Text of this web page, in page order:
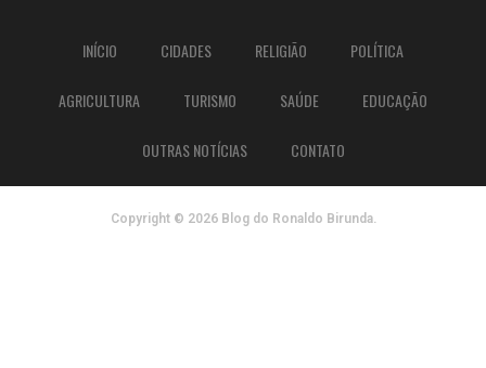
INÍCIO CIDADES RELIGIÃO POLÍTICA
AGRICULTURA TURISMO SAÚDE EDUCAÇÃO
OUTRAS NOTÍCIAS CONTATO
Copyright © 2026 Blog do Ronaldo Birunda.